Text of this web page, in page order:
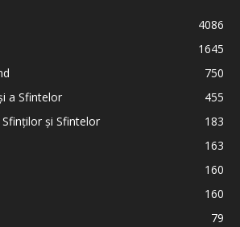
4086
1645
750
a Sfintelor
455
și Sfintelor
183
163
160
160
79